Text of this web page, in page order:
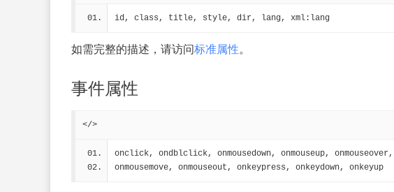
id, class, title, style, dir, lang, xml:lang
如需完整的描述，请访问标准属性。
事件属性
</>
onclick, ondblclick, onmousedown, onmouseup, onmouseover,
onmousemove, onmouseout, onkeypress, onkeydown, onkeyup